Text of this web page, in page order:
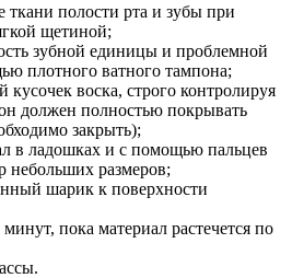
ткани полости рта и зубы при
щетиной;
зубной единицы и проблемной
плотного ватного тампона;
кусочек воска, строго контролируя
должен полностью покрывать
закрыть);
в ладошках и с помощью пальцев
небольших размеров;
шарик к поверхности
пока материал растечется по